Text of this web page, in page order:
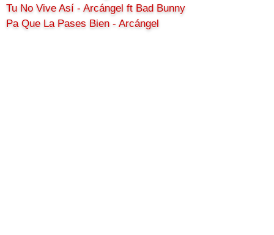
Tu No Vive Así - Arcángel ft Bad Bunny
Pa Que La Pases Bien - Arcángel